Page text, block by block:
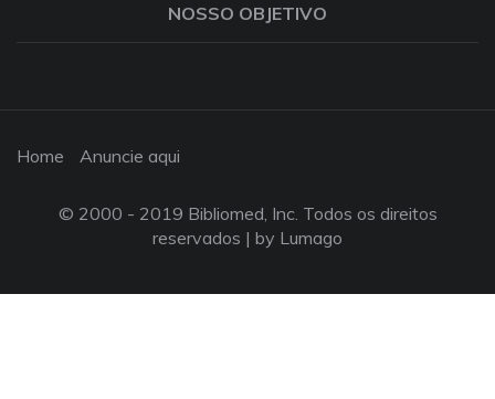
NOSSO OBJETIVO
Home Anuncie aqui
© 2000 - 2019 Bibliomed, Inc. Todos os direitos
reservados | by Lumago